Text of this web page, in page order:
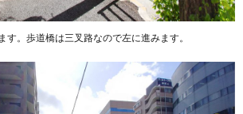
す。歩道橋は三叉路なので左に進みます。